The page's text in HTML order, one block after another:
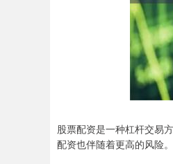
股票配资是一种杠杆交易
配资也伴随着更高的风险。